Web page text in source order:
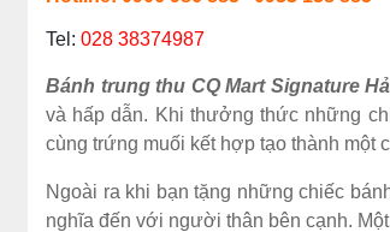
Tel: 028 38374987
Bánh trung thu CQ Mart Signature
và hấp dẫn. Khi thưởng thức những
cùng trứng muối kết hợp tạo thành một
Ngoài ra khi bạn tặng những chiếc
nghĩa đến với người thân bên cạnh.